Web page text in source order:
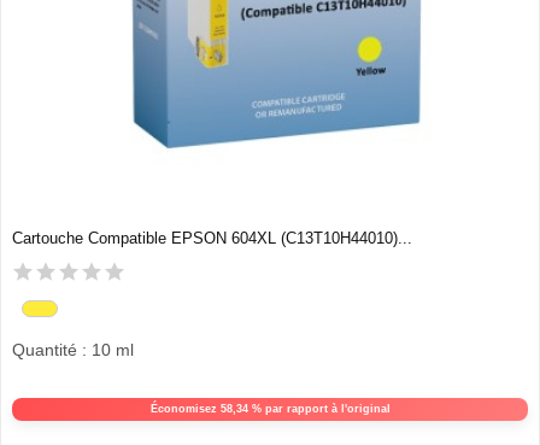
Cartouche Compatible EPSON 604XL (C13T10H44010)...
Économisez 58,34 % par rapport à l'original
Quantité : 10 ml